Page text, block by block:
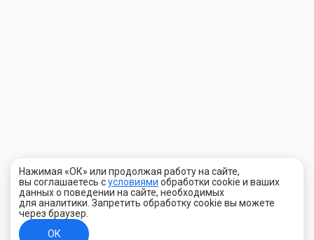
Нажимая «ОК» или продолжая работу на сайте,
вы соглашаетесь сусловиями обработки cookie и ваших
данных о поведении на сайте, необходимых
для аналитики. Запретить обработку cookie вы можете
через браузер.
ОК